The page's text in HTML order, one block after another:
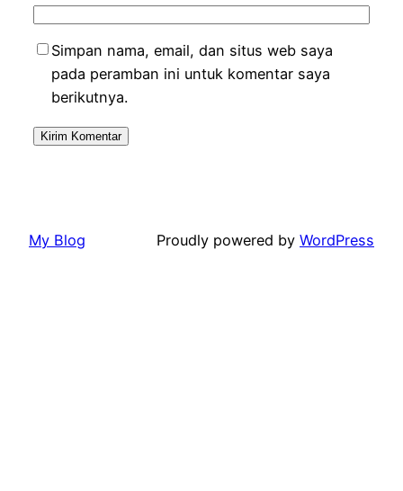
Simpan nama, email, dan situs web saya
pada peramban ini untuk komentar saya
berikutnya.
My Blog Proudly powered by WordPress